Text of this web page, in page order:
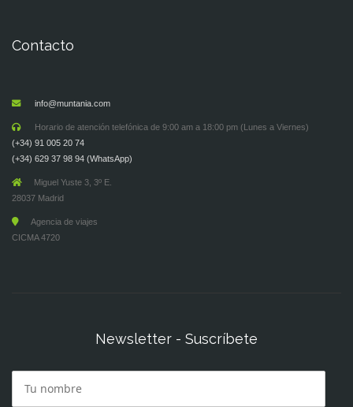
Contacto
info@muntania.com
Horario de atención telefónica de 9:00 am a 18:00 pm (Lunes a Viernes)
(+34) 91 005 20 74
(+34) 629 37 98 94 (WhatsApp)
Miguel Yuste 3, 3º E.
28037 Madrid
Agencia de viajes
CICMA 4720
Newsletter - Suscríbete